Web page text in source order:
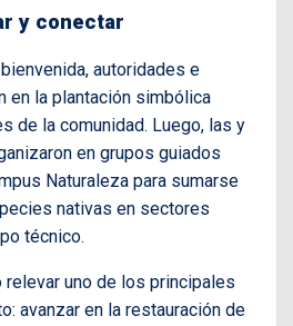
y conectar
autoridades e
en la plantación simbólica
de la comunidad. Luego, las y
en grupos guiados
Naturaleza para sumarse
nativas en sectores
técnico.
uno de los principales
avanzar en la restauración de